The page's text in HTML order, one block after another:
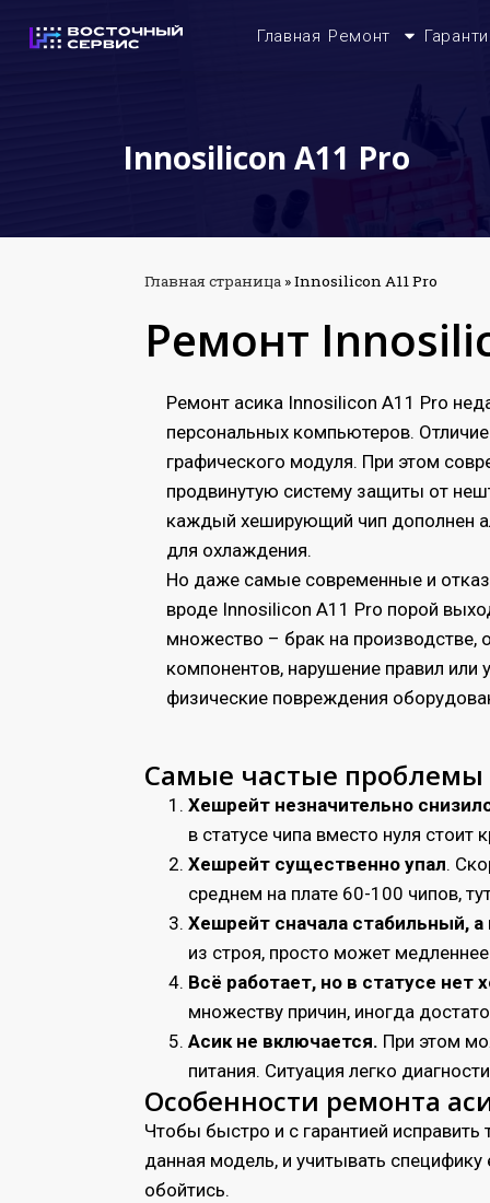
Главная Ремонт
Innosilicon A11 Pro
Главная страница »Innosilicon A11 Pro
Ремонт
Ремонт асика Innosilicon A11 Pro
персональных компьютеров. Отличие
графического модуля. При этом
продвинутую систему защиты от
каждый хеширующий чип дополнен
для охлаждения.
Но даже самые современные и
вроде Innosilicon A11 Pro порой
множество – брак на
компонентов, нарушение правил или
физические повреждения
Самые частые проблемы
Хешрейт незначительно
в статусе чипа вместо нуля
Хешрейт существенно упал.
среднем на плате 60-100 чипов,
Хешрейт сначала стабильный,
из строя, просто может
Всё работает, но в статусе нет
множеству причин, иногда
Асик не включается. При этом
питания. Ситуация легко
Особенности ремонта
Чтобы быстро и с гарантией
данная модель, и учитывать
обойтись.